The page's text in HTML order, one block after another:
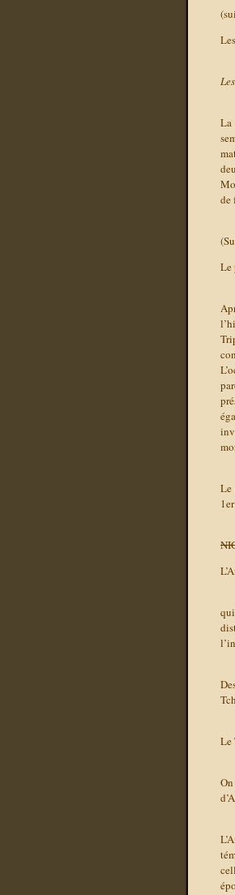
La
de
Le
Le
Le